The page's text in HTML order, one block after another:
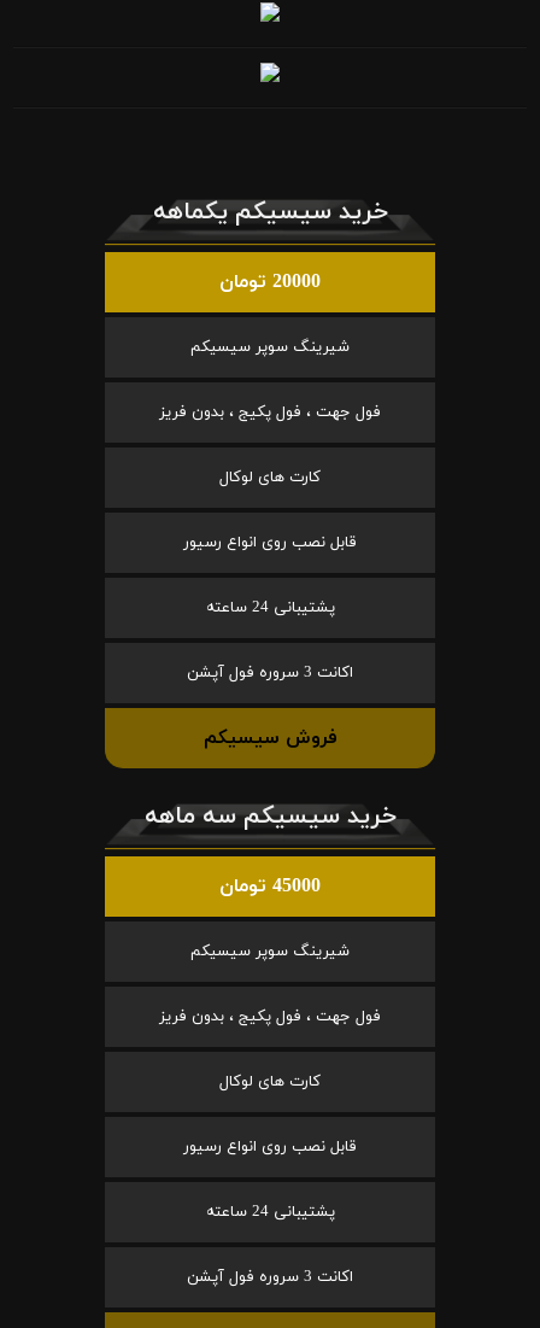
خرید سیسیکم یکماهه
20000 تومان
شیرینگ سوپر سیسیکم
فول جهت ، فول پکیج ، بدون فریز
کارت های لوکال
قابل نصب روی انواع رسیور
پشتیبانی 24 ساعته
اکانت 3 سروره فول آپشن
فروش سیسیکم
خرید سیسیکم سه ماهه
45000 تومان
شیرینگ سوپر سیسیکم
فول جهت ، فول پکیج ، بدون فریز
کارت های لوکال
قابل نصب روی انواع رسیور
پشتیبانی 24 ساعته
اکانت 3 سروره فول آپشن